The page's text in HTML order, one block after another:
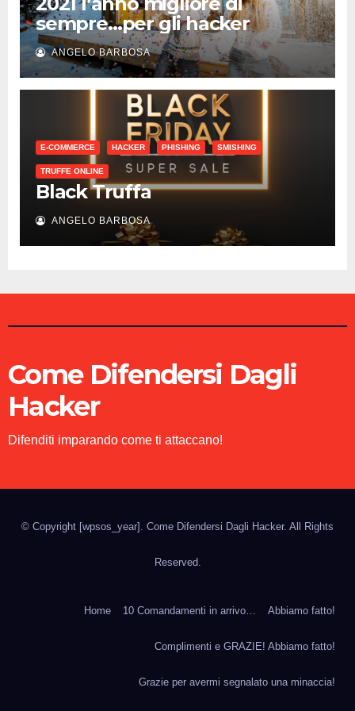
sempre…per gli hacker
ANGELO BARBOSA
E-COMMERCE HACKER PHISHING SMISHING
TRUFFE ONLINE
Black Truffa
ANGELO BARBOSA
Come Difendersi Dagli
Hacker
Difenditi imparando come ti attaccano!
© Copyright [wpsos_year] . Come Difendersi Dagli Hacker. All Rights
Reserved.
Home 10 Comandamenti in arrivo… Abbiamo fatto!
Complimenti e GRAZIE! Abbiamo fatto!
Grazie per avermi segnalato una minaccia!